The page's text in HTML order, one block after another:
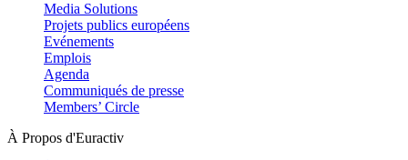
Media Solutions
Projets publics européens
Evénements
Emplois
Agenda
Communiqués de presse
Members’ Circle
À Propos d'Euractiv